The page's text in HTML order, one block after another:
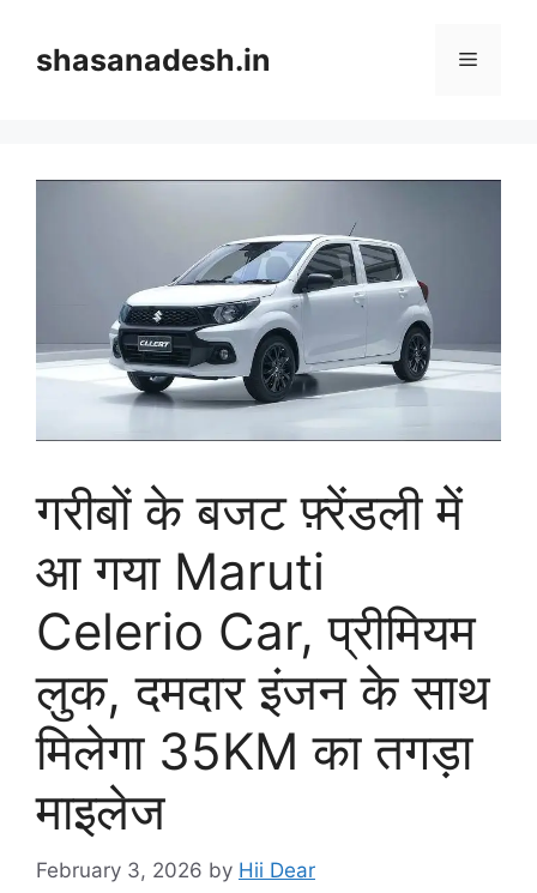
contentshasanadesh.in Menu
गरीबों के बजट फ़्रेंडली में
आ गया Maruti
Celerio Car, प्रीमियम
लुक, दमदार इंजन के साथ
मिलेगा 35KM का तगड़ा
माइलेज
February 3, 2026 by Hii Dear